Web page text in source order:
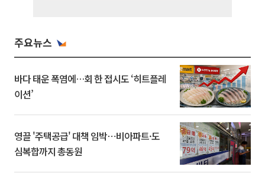
주요뉴스
바다 태운 폭염에…회 한 접시도 ‘히트플레
이션’
영끌 '주택공급' 대책 임박⋯비아파트·도
심복합까지 총동원